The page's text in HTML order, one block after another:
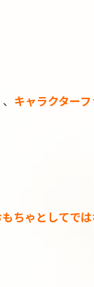
キャラクター
ちゃとしてで